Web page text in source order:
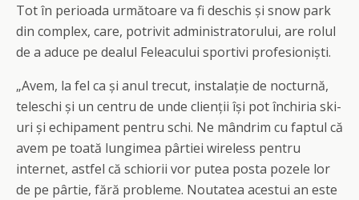
Tot în perioada următoare va fi deschis și snow park
din complex, care, potrivit administratorului, are rolul
de a aduce pe dealul Feleacului sportivi profesioniști.
„Avem, la fel ca și anul trecut, instalație de nocturnă,
teleschi și un centru de unde clienții își pot închiria ski-
uri și echipament pentru schi. Ne mândrim cu faptul că
avem pe toată lungimea pârtiei wireless pentru
internet, astfel că schiorii vor putea posta pozele lor
de pe pârtie, fără probleme. Noutatea acestui an este